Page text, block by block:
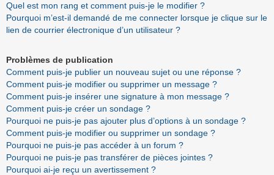
Quel est mon rang et comment puis-je le modifier ?
Pourquoi m’est-il demandé de me connecter lorsque je clique sur le
lien de courrier électronique d’un utilisateur ?
Problèmes de publication
Comment puis-je publier un nouveau sujet ou une réponse ?
Comment puis-je modifier ou supprimer un message ?
Comment puis-je insérer une signature à mon message ?
Comment puis-je créer un sondage ?
Pourquoi ne puis-je pas ajouter plus d’options à un sondage ?
Comment puis-je modifier ou supprimer un sondage ?
Pourquoi ne puis-je pas accéder à un forum ?
Pourquoi ne puis-je pas transférer de pièces jointes ?
Pourquoi ai-je reçu un avertissement ?